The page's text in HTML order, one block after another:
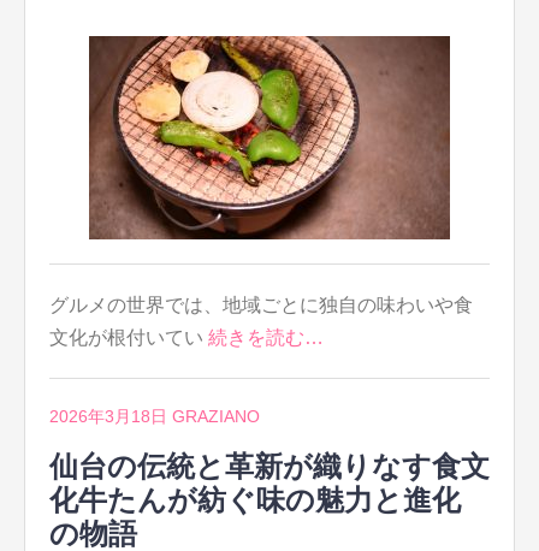
グルメの世界では、地域ごとに独自の味わいや食
文化が根付いてい 続きを読む…
2026年3月18日 GRAZIANO
仙台の伝統と革新が織りなす食文
化牛たんが紡ぐ味の魅力と進化
の物語